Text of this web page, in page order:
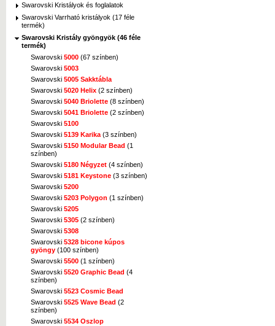
Swarovski Kristályok és foglalatok
Swarovski Varrható kristályok (17 féle
termék)
Swarovski Kristály gyöngyök (46 féle
termék)
Swarovski 5000 (67 színben)
Swarovski 5003
Swarovski 5005 Sakktábla
Swarovski 5020 Helix (2 színben)
Swarovski 5040 Briolette (8 színben)
Swarovski 5041 Briolette (2 színben)
Swarovski 5100
Swarovski 5139 Karika (3 színben)
Swarovski 5150 Modular Bead (1
színben)
Swarovski 5180 Négyzet (4 színben)
Swarovski 5181 Keystone (3 színben)
Swarovski 5200
Swarovski 5203 Polygon (1 színben)
Swarovski 5205
Swarovski 5305 (2 színben)
Swarovski 5308
Swarovski 5328 bicone kúpos
gyöngy (100 színben)
Swarovski 5500 (1 színben)
Swarovski 5520 Graphic Bead (4
színben)
Swarovski 5523 Cosmic Bead
Swarovski 5525 Wave Bead (2
színben)
Swarovski 5534 Oszlop